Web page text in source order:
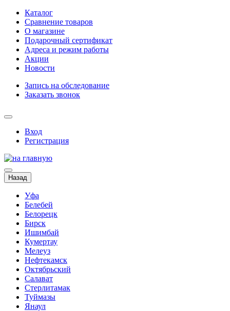
Каталог
Сравнение товаров
О магазине
Подарочный сертификат
Адреса и режим работы
Акции
Новости
Запись на обследование
Заказать звонок
Вход
Регистрация
Назад
Уфа
Белебей
Белорецк
Бирск
Ишимбай
Кумертау
Мелеуз
Нефтекамск
Октябрьский
Салават
Стерлитамак
Туймазы
Янаул